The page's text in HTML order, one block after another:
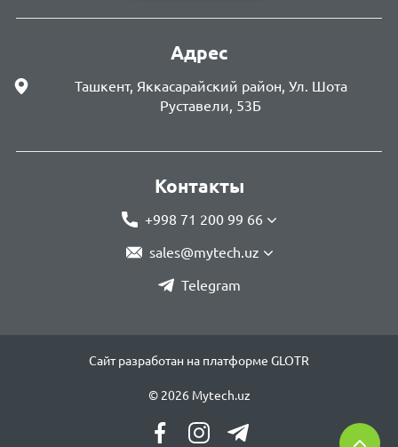
Адрес
Ташкент, Яккасарайский район, Ул. Шота
Руставели, 53Б
Контакты
+998 71 200 99 66
sales@mytech.uz
Telegram
Сайт разработан на платформе GLOTR
© 2026 Mytech.uz